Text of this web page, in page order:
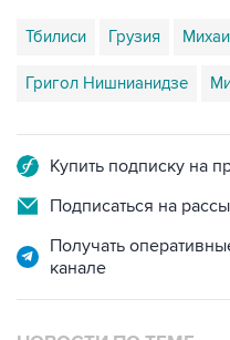
Тбилиси Грузия
Григол Нишнианидзе
Купить подписку на
Подписаться на
Получать
канале